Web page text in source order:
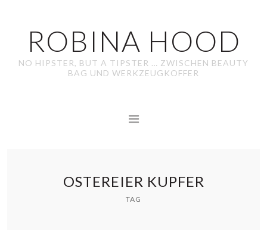
ROBINA HOOD
NO HIPSTER, BUT A TIPSTER … ZWISCHEN BEAUTY
BAG UND WERKZEUGKOFFER
OSTEREIER KUPFER
TAG